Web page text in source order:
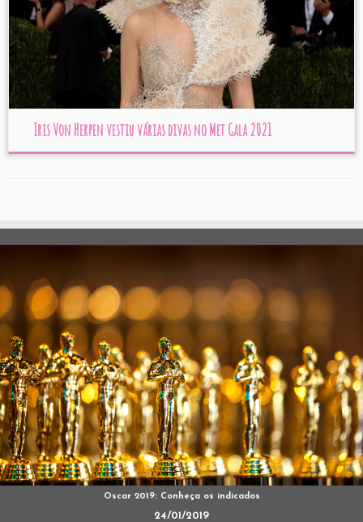
Iris Von Herpen vestiu várias divas no Met Gala 2021
Oscar 2019: Conheça os indicados
24/01/2019